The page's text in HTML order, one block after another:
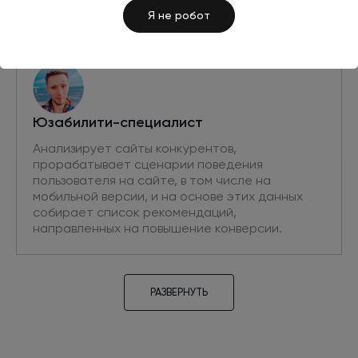
Я не робот
Юзабилити-специалист
Анализирует сайты конкурентов,
прорабатывает сценарии поведения
пользователя на сайте, в том числе на
мобильной версии, и на основе этих данных
собирает список рекомендаций,
направленных на повышение конверсии.
РАЗВЕРНУТЬ